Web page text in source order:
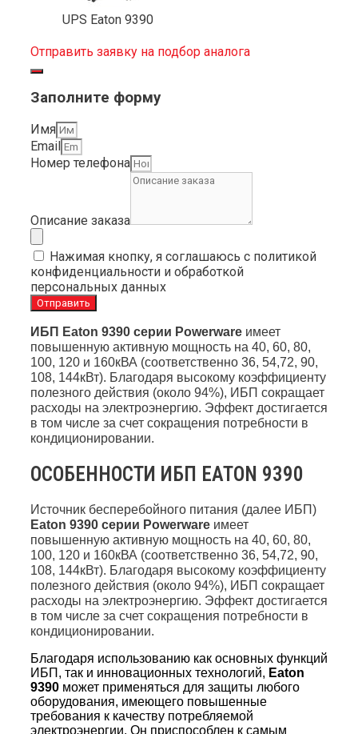
UPS Eaton 9390
Отправить заявку на подбор аналога
Заполните форму
Имя
Email
Номер телефона
Описание заказа
Нажимая кнопку, я соглашаюсь с политикой
конфиденциальности и обработкой
персональных данных
Отправить
ИБП Eaton 9390 серии Powerware имеет
повышенную активную мощность на 40, 60, 80,
100, 120 и 160кВА (соответственно 36, 54,72, 90,
108, 144кВт). Благодаря высокому коэффициенту
полезного действия (около 94%), ИБП сокращает
расходы на электроэнергию. Эффект достигается
в том числе за счет сокращения потребности в
кондиционировании.
ОСОБЕННОСТИ ИБП EATON 9390
Источник бесперебойного питания (далее ИБП)
Eaton 9390 серии Powerware имеет
повышенную активную мощность на 40, 60, 80,
100, 120 и 160кВА (соответственно 36, 54,72, 90,
108, 144кВт). Благодаря высокому коэффициенту
полезного действия (около 94%), ИБП сокращает
расходы на электроэнергию. Эффект достигается
в том числе за счет сокращения потребности в
кондиционировании.
Благодаря использованию как основных функций
ИБП, так и инновационных технологий, Eaton
9390 может применяться для защиты любого
оборудования, имеющего повышенные
требования к качеству потребляемой
электроэнергии. Он приспособлен к самым